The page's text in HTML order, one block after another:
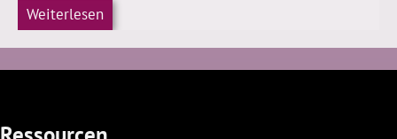
Weiterlesen